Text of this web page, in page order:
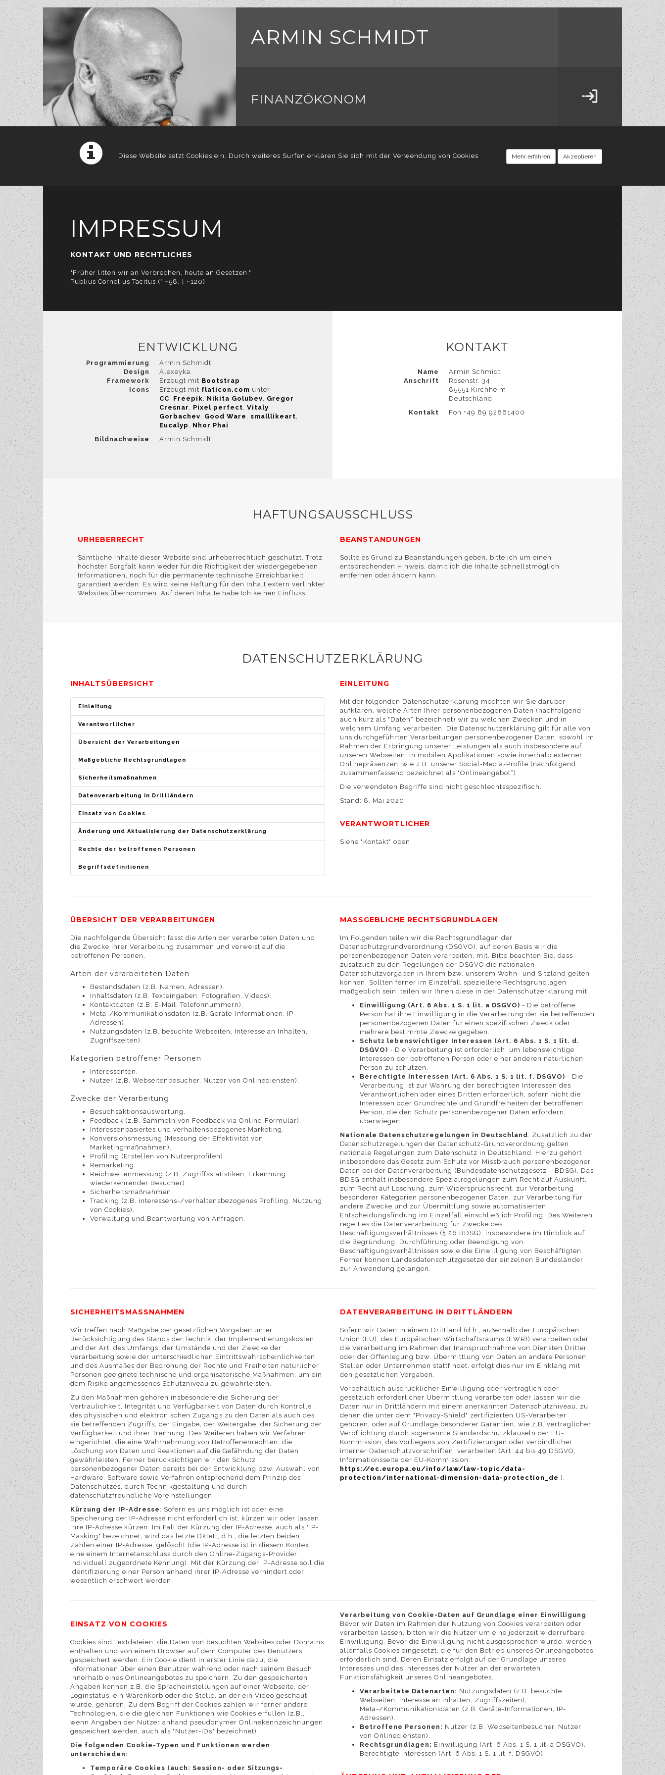
ARMIN SCHMIDT
FINANZFACHWIRT
Diese Website setzt Cookies ein. Durch weiteres Surfen erklären Sie sich mit der Verwendung von Cookies
können, finden Sie in der Datenschutzerklärung unter Cookies.
Mehr erfahren Akzeptieren
IMPRESSUM
KONTAKT UND RECHTLICHES
"Früher litten wir an Verbrechen, heute an Gesetzen."
Publius Cornelius Tacitus (* ~58, † ~120)
ENTWICKLUNG
Programmierung
Armin Schmidt
Design
Alexeyka
Framework
Erzeugt mit Bootstrap
Icons
Erzeugt mit flaticon.com unter
CC: Freepik, Nikita Golubev, Gregor
Cresnar , Pixel perfect, Vitaly
Gorbachev, Good Ware , smalllikeart,
Eucalyp , Nhor Phai
Bildnachweise
Armin Schmidt
KONTAKT
Name
Armin Schmidt
Anschrift
Rosenstr. 34
85551 Kirchheim
Deutschland
Kontakt
Fon +49 89 92861400
HAFTUNGSAUSSCHLUSS
URHEBERRECHT
Sämtliche Inhalte dieser Website sind urheberrechtlich geschützt. Trotz
höchster Sorgfalt kann weder für die Richtigkeit der wiedergegebenen
Informationen, noch für die permanente technische Erreichbarkeit
garantiert werden. Es wird keine Haftung für den Inhalt extern verlinkter
Websites übernommen. Auf deren Inhalte habe Ich keinen Einfluss.
BEANSTANDUNGEN
Sollte es Grund zu Beanstandungen geben, bitte ich um einen
entsprechenden Hinweis, damit ich die Inhalte schnellstmöglich
entfernen oder ändern kann.
DATENSCHUTZERKLÄRUNG
INHALTSÜBERSICHT
Einleitung
Verantwortlicher
Übersicht der Verarbeitungen
Maßgebliche Rechtsgrundlagen
Sicherheitsmaßnahmen
Datenverarbeitung in Drittländern
Einsatz von Cookies
Änderung und Aktualisierung der Datenschutzerklärung
Rechte der betroffenen Personen
Begriffsdefinitionen
EINLEITUNG
Mit der folgenden Datenschutzerklärung möchten wir Sie darüber
aufklären, welche Arten Ihrer personenbezogenen Daten (nachfolgend
auch kurz als "Daten“ bezeichnet) wir zu welchen Zwecken und in
welchem Umfang verarbeiten. Die Datenschutzerklärung gilt für alle von
uns durchgeführten Verarbeitungen personenbezogener Daten, sowohl im
Rahmen der Erbringung unserer Leistungen als auch insbesondere auf
unseren Webseiten, in mobilen Applikationen sowie innerhalb externer
Onlinepräsenzen, wie z.B. unserer Social-Media-Profile (nachfolgend
zusammenfassend bezeichnet als "Onlineangebot“).
Die verwendeten Begriffe sind nicht geschlechtsspezifisch.
Stand: 8. Mai 2020
VERANTWORTLICHER
Siehe "Kontakt" oben.
ÜBERSICHT DER VERARBEITUNGEN
Die nachfolgende Übersicht fasst die Arten der verarbeiteten Daten und
die Zwecke ihrer Verarbeitung zusammen und verweist auf die
betroffenen Personen.
Arten der verarbeiteten Daten
Bestandsdaten (z.B. Namen, Adressen).
Inhaltsdaten (z.B. Texteingaben, Fotografien, Videos).
Kontaktdaten (z.B. E-Mail, Telefonnummern).
Meta-/Kommunikationsdaten (z.B. Geräte-Informationen, IP-
Adressen).
Nutzungsdaten (z.B. besuchte Webseiten, Interesse an Inhalten,
Zugriffszeiten).
Kategorien betroffener Personen
Interessenten.
Nutzer (z.B. Webseitenbesucher, Nutzer von Onlinediensten).
Zwecke der Verarbeitung
Besuchsaktionsauswertung.
Feedback (z.B. Sammeln von Feedback via Online-Formular).
Interessenbasiertes und verhaltensbezogenes Marketing.
Konversionsmessung (Messung der Effektivität von
Marketingmaßnahmen).
Profiling (Erstellen von Nutzerprofilen).
Remarketing.
Reichweitenmessung (z.B. Zugriffsstatistiken, Erkennung
wiederkehrender Besucher).
Sicherheitsmaßnahmen.
Tracking (z.B. interessens-/verhaltensbezogenes Profiling, Nutzung
von Cookies).
Verwaltung und Beantwortung von Anfragen.
MASSGEBLICHE RECHTSGRUNDLAGEN
Im Folgenden teilen wir die Rechtsgrundlagen der
Datenschutzgrundverordnung (DSGVO), auf deren Basis wir die
personenbezogenen Daten verarbeiten, mit. Bitte beachten Sie, dass
zusätzlich zu den Regelungen der DSGVO die nationalen
Datenschutzvorgaben in Ihrem bzw. unserem Wohn- und Sitzland gelten
können. Sollten ferner im Einzelfall speziellere Rechtsgrundlagen
maßgeblich sein, teilen wir Ihnen diese in der Datenschutzerklärung mit.
Einwilligung (Art. 6 Abs. 1 S. 1 lit. a DSGVO) - Die betroffene
Person hat ihre Einwilligung in die Verarbeitung der sie betreffenden
personenbezogenen Daten für einen spezifischen Zweck oder
mehrere bestimmte Zwecke gegeben.
Schutz lebenswichtiger Interessen (Art. 6 Abs. 1 S. 1 lit. d.
DSGVO) - Die Verarbeitung ist erforderlich, um lebenswichtige
Interessen der betroffenen Person oder einer anderen natürlichen
Person zu schützen.
Berechtigte Interessen (Art. 6 Abs. 1 S. 1 lit. f. DSGVO) - Die
Verarbeitung ist zur Wahrung der berechtigten Interessen des
Verantwortlichen oder eines Dritten erforderlich, sofern nicht die
Interessen oder Grundrechte und Grundfreiheiten der betroffenen
Person, die den Schutz personenbezogener Daten erfordern,
überwiegen.
Nationale Datenschutzregelungen in Deutschland: Zusätzlich zu den
Datenschutzregelungen der Datenschutz-Grundverordnung gelten
nationale Regelungen zum Datenschutz in Deutschland. Hierzu gehört
insbesondere das Gesetz zum Schutz vor Missbrauch personenbezogener
Daten bei der Datenverarbeitung (Bundesdatenschutzgesetz – BDSG). Das
BDSG enthält insbesondere Spezialregelungen zum Recht auf Auskunft,
zum Recht auf Löschung, zum Widerspruchsrecht, zur Verarbeitung
besonderer Kategorien personenbezogener Daten, zur Verarbeitung für
andere Zwecke und zur Übermittlung sowie automatisierten
Entscheidungsfindung im Einzelfall einschließlich Profiling. Des Weiteren
regelt es die Datenverarbeitung für Zwecke des
Beschäftigungsverhältnisses (§ 26 BDSG), insbesondere im Hinblick auf
die Begründung, Durchführung oder Beendigung von
Beschäftigungsverhältnissen sowie die Einwilligung von Beschäftigten.
Ferner können Landesdatenschutzgesetze der einzelnen Bundesländer
zur Anwendung gelangen.
SICHERHEITSMASSNAHMEN
Wir treffen nach Maßgabe der gesetzlichen Vorgaben unter
Berücksichtigung des Stands der Technik, der Implementierungskosten
und der Art, des Umfangs, der Umstände und der Zwecke der
Verarbeitung sowie der unterschiedlichen Eintrittswahrscheinlichkeiten
und des Ausmaßes der Bedrohung der Rechte und Freiheiten natürlicher
Personen geeignete technische und organisatorische Maßnahmen, um ein
dem Risiko angemessenes Schutzniveau zu gewährleisten.
Zu den Maßnahmen gehören insbesondere die Sicherung der
Vertraulichkeit, Integrität und Verfügbarkeit von Daten durch Kontrolle
des physischen und elektronischen Zugangs zu den Daten als auch des
sie betreffenden Zugriffs, der Eingabe, der Weitergabe, der Sicherung der
Verfügbarkeit und ihrer Trennung. Des Weiteren haben wir Verfahren
eingerichtet, die eine Wahrnehmung von Betroffenenrechten, die
Löschung von Daten und Reaktionen auf die Gefährdung der Daten
gewährleisten. Ferner berücksichtigen wir den Schutz
personenbezogener Daten bereits bei der Entwicklung bzw. Auswahl von
Hardware, Software sowie Verfahren entsprechend dem Prinzip des
Datenschutzes, durch Technikgestaltung und durch
datenschutzfreundliche Voreinstellungen.
Kürzung der IP-Adresse : Sofern es uns möglich ist oder eine
Speicherung der IP-Adresse nicht erforderlich ist, kürzen wir oder lassen
Ihre IP-Adresse kürzen. Im Fall der Kürzung der IP-Adresse, auch als "IP-
Masking" bezeichnet, wird das letzte Oktett, d.h., die letzten beiden
Zahlen einer IP-Adresse, gelöscht (die IP-Adresse ist in diesem Kontext
eine einem Internetanschluss durch den Online-Zugangs-Provider
individuell zugeordnete Kennung). Mit der Kürzung der IP-Adresse soll die
Identifizierung einer Person anhand ihrer IP-Adresse verhindert oder
wesentlich erschwert werden.
DATENVERARBEITUNG IN DRITTLÄNDERN
Sofern wir Daten in einem Drittland (d.h., außerhalb der Europäischen
Union (EU), des Europäischen Wirtschaftsraums (EWR)) verarbeiten oder
die Verarbeitung im Rahmen der Inanspruchnahme von Diensten Dritter
oder der Offenlegung bzw. Übermittlung von Daten an andere Personen,
Stellen oder Unternehmen stattfindet, erfolgt dies nur im Einklang mit
den gesetzlichen Vorgaben.
Vorbehaltlich ausdrücklicher Einwilligung oder vertraglich oder
gesetzlich erforderlicher Übermittlung verarbeiten oder lassen wir die
Daten nur in Drittländern mit einem anerkannten Datenschutzniveau, zu
denen die unter dem "Privacy-Shield" zertifizierten US-Verarbeiter
gehören, oder auf Grundlage besonderer Garantien, wie z.B. vertraglicher
Verpflichtung durch sogenannte Standardschutzklauseln der EU-
Kommission, des Vorliegens von Zertifizierungen oder verbindlicher
interner Datenschutzvorschriften, verarbeiten (Art. 44 bis 49 DSGVO,
Informationsseite der EU-Kommission:
https://ec.europa.eu/info/law/law-topic/data-
protection/international-dimension-data-protection_de ).
EINSATZ VON COOKIES
Cookies sind Textdateien, die Daten von besuchten Websites oder Domains
enthalten und von einem Browser auf dem Computer des Benutzers
gespeichert werden. Ein Cookie dient in erster Linie dazu, die
Informationen über einen Benutzer während oder nach seinem Besuch
innerhalb eines Onlineangebotes zu speichern. Zu den gespeicherten
Angaben können z.B. die Spracheinstellungen auf einer Webseite, der
Loginstatus, ein Warenkorb oder die Stelle, an der ein Video geschaut
wurde, gehören. Zu dem Begriff der Cookies zählen wir ferner andere
Technologien, die die gleichen Funktionen wie Cookies erfüllen (z.B.,
wenn Angaben der Nutzer anhand pseudonymer Onlinekennzeichnungen
gespeichert werden, auch als "Nutzer-IDs" bezeichnet)
Die folgenden Cookie-Typen und Funktionen werden
unterschieden:
Temporäre Cookies (auch: Session- oder Sitzungs-
Verarbeitung von Cookie-Daten auf Grundlage einer Einwilligung :
Bevor wir Daten im Rahmen der Nutzung von Cookies verarbeiten oder
verarbeiten lassen, bitten wir die Nutzer um eine jederzeit widerrufbare
Einwilligung. Bevor die Einwilligung nicht ausgesprochen wurde, werden
allenfalls Cookies eingesetzt, die für den Betrieb unseres Onlineangebotes
erforderlich sind. Deren Einsatz erfolgt auf der Grundlage unseres
Interesses und des Interesses der Nutzer an der erwarteten
Funktionsfähigkeit unseres Onlineangebotes.
Verarbeitete Datenarten: Nutzungsdaten (z.B. besuchte
Webseiten, Interesse an Inhalten, Zugriffszeiten),
Meta-/Kommunikationsdaten (z.B. Geräte-Informationen, IP-
Adressen).
Betroffene Personen: Nutzer (z.B. Webseitenbesucher, Nutzer
von Onlinediensten).
Rechtsgrundlagen: Einwilligung (Art. 6 Abs. 1 S. 1 lit. a DSGVO),
Berechtigte Interessen (Art. 6 Abs. 1 S. 1 lit. f. DSGVO).